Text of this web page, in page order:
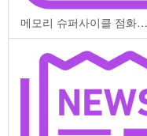
메모리 슈퍼사이클 점화